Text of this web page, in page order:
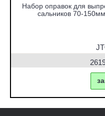
Набор оправок для
сальников 70-